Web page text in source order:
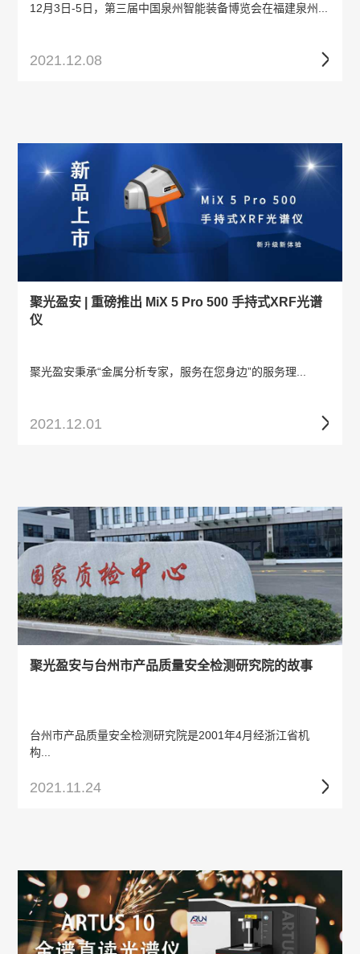
12月3日-5日，第三届中国泉州智能装备博览会在福建泉州...
2021.12.08
聚光盈安 | 重磅推出 MiX 5 Pro 500 手持式XRF光谱
仪
聚光盈安秉承“金属分析专家，服务在您身边”的服务理...
2021.12.01
聚光盈安与台州市产品质量安全检测研究院的故事
台州市产品质量安全检测研究院是2001年4月经浙江省机
构...
2021.11.24